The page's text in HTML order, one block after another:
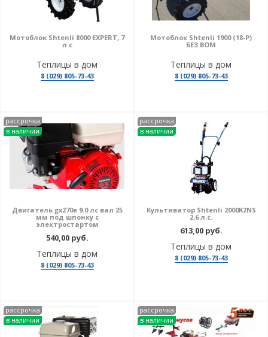
Мотоблок Shtenli 8000 EXPERT, 7
л.с
Теплицы в дом
8 (029) 805-73-43
Мотоблок Shtenli 1900 (18-P)
БЕЗ ВОМ
Теплицы в дом
8 (029) 805-73-43
рассрочка
в наличии
Двигатель gx270e 9.0 лс вал 25
мм под шпонку с
электростартом
540,00 руб.
Теплицы в дом
8 (029) 805-73-43
рассрочка
в наличии
Культиватор Shtenli 2000K2NS
2,6 л.с.
613,00 руб.
Теплицы в дом
8 (029) 805-73-43
рассрочка
в наличии
рассрочка
в наличии